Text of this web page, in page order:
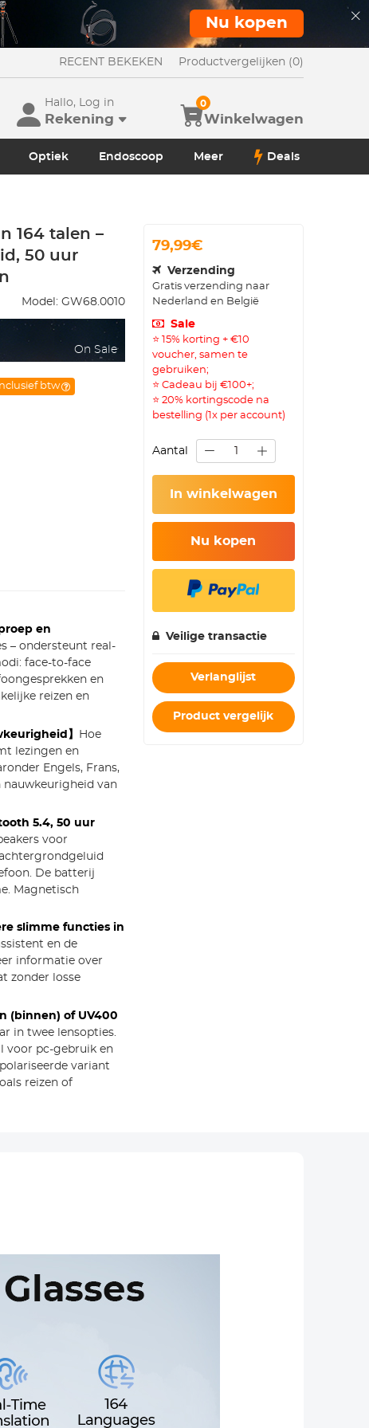
Nu kopen
RECENT BEKEKEN Productvergelijken (0)
Hallo, Log in
Rekening Winkelwagen
0
Optiek Endoscoop Meer Deals
164 talen –
50 uur
Model: GW68.0010
On Sale
btw
en
– ondersteunt real-
face-to-face
en
reizen en
】
Hoe
lezingen en
Engels, Frans,
nauwkeurigheid van
5.4, 50 uur
voor
De batterij
Magnetisch
slimme functies in
en de
informatie over
zonder losse
(binnen) of UV400
in twee lensopties.
voor pc-gebruik en
variant
reizen of
79,99€
Verzending
Gratis verzending naar
Nederland en België
Sale
⭐ 15% korting + €10
voucher, samen te
gebruiken;
⭐ Cadeau bij €100+;
⭐ 20% kortingscode na
bestelling (1x per account)
Aantal
In winkelwagen
Nu kopen
Veilige transactie
Verlanglijst
Product vergelijk